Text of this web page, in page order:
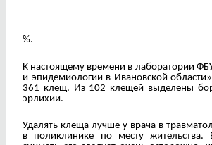
%.
К настоящему времени в лаборатории
и эпидемиологии в Ивановской области»
361 клещ. Из 102 клещей выделены
эрлихии.
Удалять клеща лучше у врача в
в поликлинике по месту